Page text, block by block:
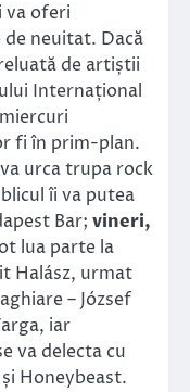
va oferi
neuitat. Dacă
de artiștii
Internațional
fi în prim-plan.
urca trupa rock
îi va putea
Bar; vineri,
lua parte la
Halász, urmat
– József
iar
va delecta cu
Honeybeast.